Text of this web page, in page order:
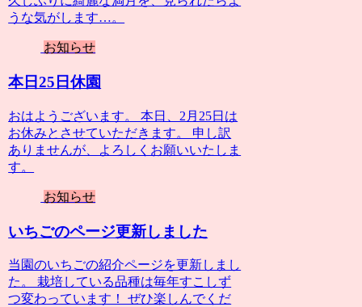
うな気がします…。
お知らせ
本日25日休園
おはようございます。 本日、2月25日は
お休みとさせていただきます。 申し訳
ありませんが、よろしくお願いいたしま
す。
お知らせ
いちごのページ更新しました
当園のいちごの紹介ページを更新しまし
た。 栽培している品種は毎年すこしず
つ変わっています！ ぜひ楽しんでくだ